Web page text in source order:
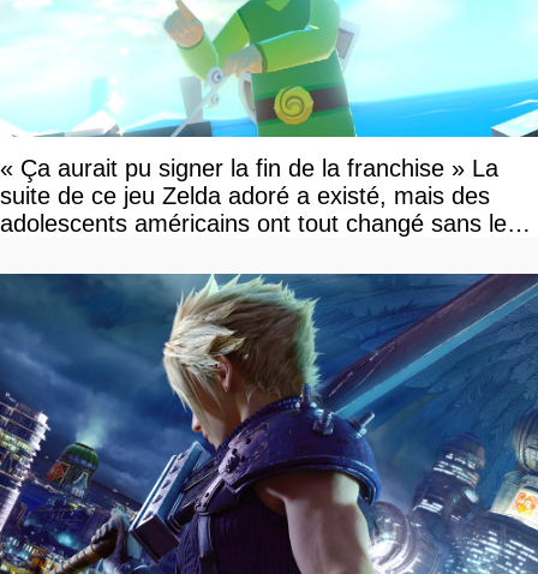
« Ça aurait pu signer la fin de la franchise » La
suite de ce jeu Zelda adoré a existé, mais des
adolescents américains ont tout changé sans le